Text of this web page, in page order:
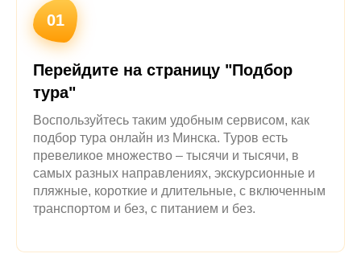
01
Перейдите на страницу "Подбор
Воспользуйтесь таким удобным сервисом, как
подбор тура онлайн из Минска. Туров есть
превеликое множество – тысячи и тысячи, в
самых разных направлениях, экскурсионные и
пляжные, короткие и длительные, с включенным